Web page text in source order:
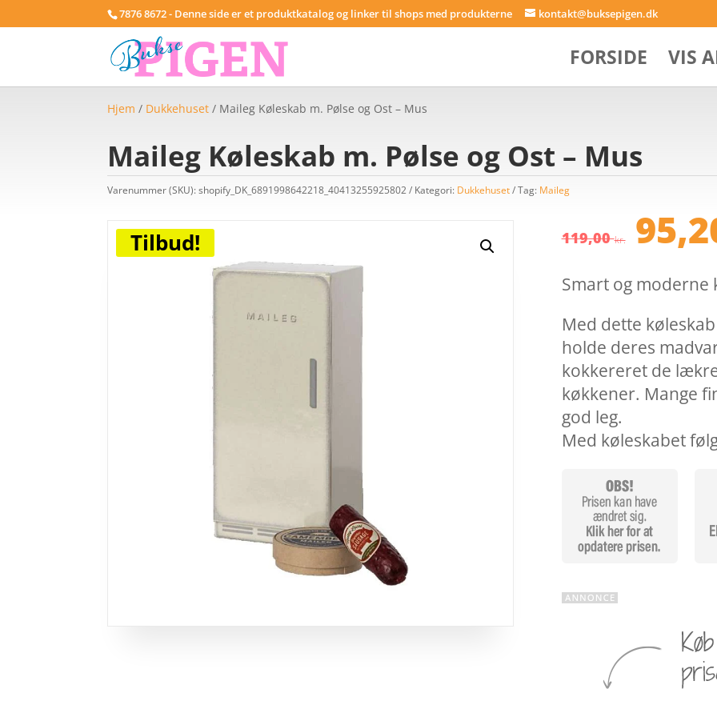
7876 8672 - Denne side er et produktkatalog og linker til shops med produkterne kontakt@buksepigen.dk
FORSIDE VIS
Hjem / Dukkehuset / Maileg Køleskab m. Pølse og Ost – Mus
Maileg Køleskab m. Pølse og Ost – Mus
Varenummer (SKU):shopify_DK_6891998642218_40413255925802 Kategori: Dukkehuset Tag: Maileg
Tilbud! 119,00kr. Den
pris
var:
Smart og moderne
Med dette
holde deres
kokkereret de
køkkener. Mange
god leg.
Med køleskabet